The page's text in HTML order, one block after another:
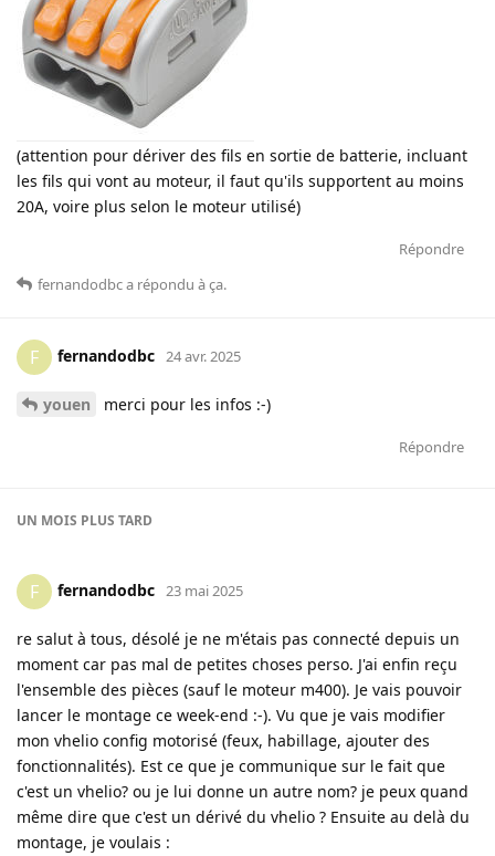
(attention pour dériver des fils en sortie de batterie, incluant
les fils qui vont au moteur, il faut qu'ils supportent au moins
20A, voire plus selon le moteur utilisé)
Répondre
fernandodbca répondu à ça.
F fernandodbc 24 avr. 2025
youen merci pour les infos :-)
Répondre
UN MOIS PLUS TARD
F fernandodbc 23 mai 2025
re salut à tous, désolé je ne m'étais pas connecté depuis un
moment car pas mal de petites choses perso. J'ai enfin reçu
l'ensemble des pièces (sauf le moteur m400). Je vais pouvoir
lancer le montage ce week-end :-). Vu que je vais modifier
mon vhelio config motorisé (feux, habillage, ajouter des
fonctionnalités). Est ce que je communique sur le fait que
c'est un vhelio? ou je lui donne un autre nom? je peux quand
même dire que c'est un dérivé du vhelio ? Ensuite au delà du
montage, je voulais :